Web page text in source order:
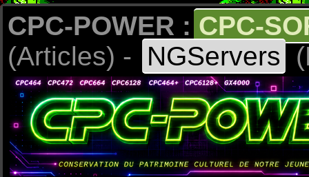
CPC-POWER : CPC-
(Articles) -
NGServers